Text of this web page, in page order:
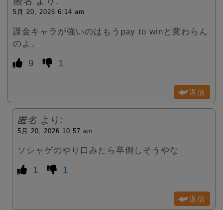
5月 20, 2026 6:14 am
課金キャラが強いのはもうpay to winと変わらん
のよ。
9 1
返信
匿名 より:
5月 20, 2026 10:57 am
ソシャゲのやり口みたら卒倒しそうやな
1 1
返信